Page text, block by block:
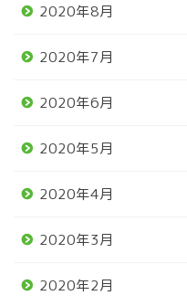
2020年8月
2020年7月
2020年6月
2020年5月
2020年4月
2020年3月
2020年2月